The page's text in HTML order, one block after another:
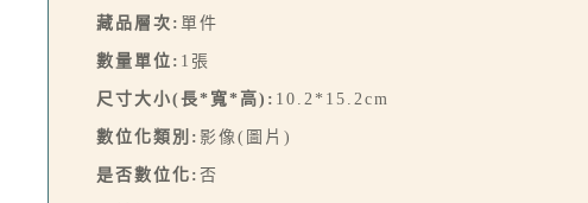
藏品層次: 單件
數量單位: 1張
尺寸大小(長*寬*高): 10.2*15.2cm
數位化類別: 影像(圖片)
是否數位化: 否